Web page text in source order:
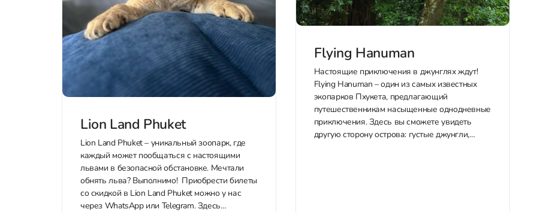
Lion Land Phuket
Lion Land Phuket – уникальный зоопарк, где
каждый может пообщаться с настоящими
львами в безопасной обстановке. Мечтали
обнять льва? Выполнимо! Приобрести билеты
со скидкой в Lion Land Phuket можно у нас
через WhatsApp или Telegram. Здесь
Flying Hanuman
Настоящие приключения в джунглях ждут!
Flying Hanuman – один из самых известных
экопарков Пхукета, предлагающий
путешественникам насыщенные однодневные
приключения. Здесь вы сможете увидеть
другую сторону острова: густые джунгли,